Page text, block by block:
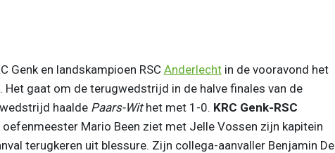
Genk en landskampioen RSC Anderlechtin de vooravond het
Het gaat om de terugwedstrijd in de halve finales van de
haalde Paars-Withet met 1-0. KRC Genk-RSC
oefenmeester Mario Been ziet met Jelle Vossen zijn kapitein
terugkeren uit blessure. Zijn collega-aanvaller Benjamin De